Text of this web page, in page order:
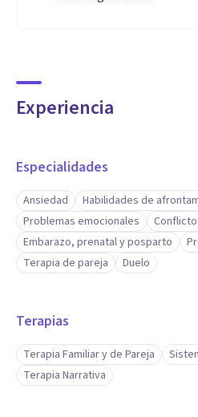
Experiencia
Especialidades
Ansiedad Habilidades de
Problemas emocionales
Embarazo, prenatal y posparto
Terapia de pareja
Duelo
Terapias
Terapia Familiar y de Pareja
Terapia Narrativa